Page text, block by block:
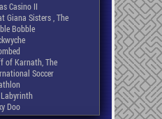
Casino II
Giana Sisters , The
Bobble
of Karnath, The
Soccer
Doo